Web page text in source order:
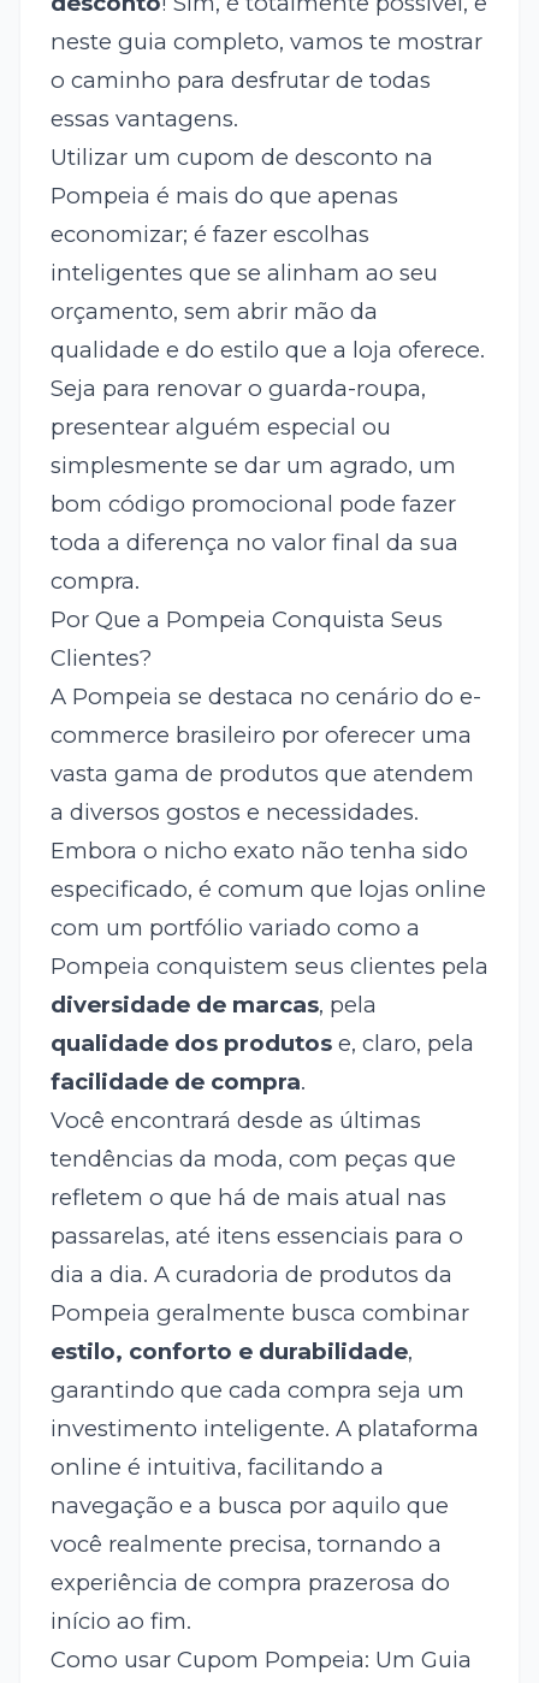
neste guia completo, vamos te mostrar
o caminho para desfrutar de todas
essas vantagens.
Utilizar um cupom de desconto na
Pompeia é mais do que apenas
economizar; é fazer escolhas
inteligentes que se alinham ao seu
orçamento, sem abrir mão da
qualidade e do estilo que a loja oferece.
Seja para renovar o guarda-roupa,
presentear alguém especial ou
simplesmente se dar um agrado, um
bom código promocional pode fazer
toda a diferença no valor final da sua
compra.
Por Que a Pompeia Conquista Seus
Clientes?
A Pompeia se destaca no cenário do e-
commerce brasileiro por oferecer uma
vasta gama de produtos que atendem
a diversos gostos e necessidades.
Embora o nicho exato não tenha sido
especificado, é comum que lojas online
com um portfólio variado como a
Pompeia conquistem seus clientes pela
diversidade de marcas, pela
qualidade dos produtose, claro, pela
facilidade de compra.
Você encontrará desde as últimas
tendências da moda, com peças que
refletem o que há de mais atual nas
passarelas, até itens essenciais para o
dia a dia. A curadoria de produtos da
Pompeia geralmente busca combinar
estilo, conforto e durabilidade,
garantindo que cada compra seja um
investimento inteligente. A plataforma
online é intuitiva, facilitando a
navegação e a busca por aquilo que
você realmente precisa, tornando a
experiência de compra prazerosa do
início ao fim.
Como usar Cupom Pompeia: Um Guia